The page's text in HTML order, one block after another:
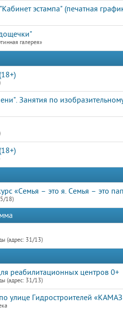
эстампа" (печатная
галерея»
Занятия по
«Семья – это я. Семья – это
18)
(адрес: 31/13)
реабилитационных центров 0+
(адрес: 31/13)
улице Гидростроителей